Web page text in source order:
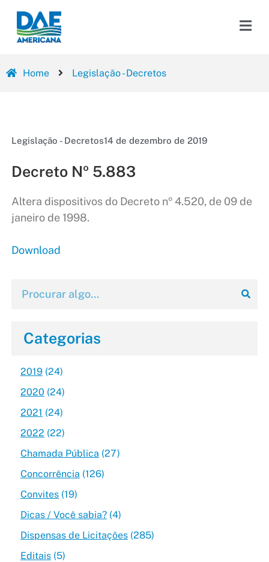
Home Legislação - Decretos
Legislação - Decretos14 de dezembro de 2019
Decreto Nº 5.883
Altera dispositivos do Decreto nº 4.520, de 09 de
janeiro de 1998.
Download
Categorias
2019(24)
2020 (24)
2021 (24)
2022 (22)
Chamada Pública (27)
Concorrência (126)
Convites(19)
Dicas / Você sabia?(4)
Dispensas de Licitações(285)
Editais(5)